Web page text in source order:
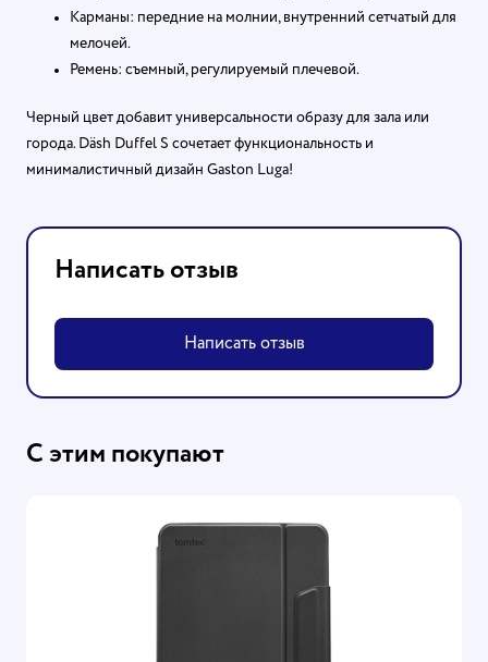
Карманы: передние на молнии, внутренний сетчатый для
мелочей.
Ремень: съемный, регулируемый плечевой.
Черный цвет добавит универсальности образу для зала или
города. Däsh Duffel S сочетает функциональность и
минималистичный дизайн Gaston Luga!
Написать отзыв
Написать отзыв
С этим покупают